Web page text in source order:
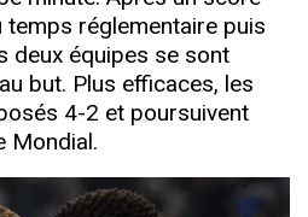
temps réglementaire puis
deux équipes se sont
but. Plus efficaces, les
4-2 et poursuivent
Mondial.